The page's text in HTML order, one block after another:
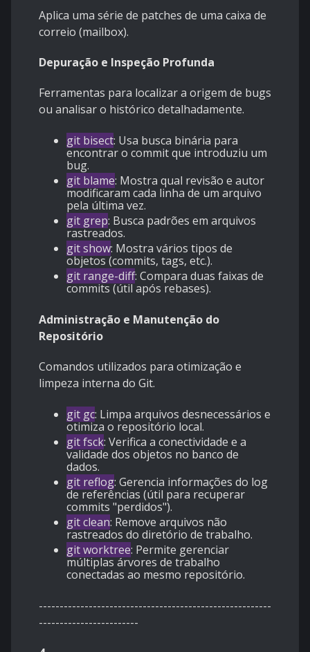
Aplica uma série de patches de uma caixa de
correio (mailbox).
Depuração e Inspeção Profunda
Ferramentas para localizar a origem de bugs
ou analisar o histórico detalhadamente.
git bisect: Usa busca binária para
encontrar o commit que introduziu um
bug.
git blame: Mostra qual revisão e autor
modificaram cada linha de um arquivo
pela última vez.
git grep: Busca padrões em arquivos
rastreados.
git show: Mostra vários tipos de
objetos (commits, tags, etc.).
git range-diff: Compara duas faixas de
commits (útil após rebases).
Administração e Manutenção do
Repositório
Comandos utilizados para otimização e
limpeza interna do Git.
git gc: Limpa arquivos desnecessários e
otimiza o repositório local.
git fsck: Verifica a conectividade e a
validade dos objetos no banco de
dados.
git reflog: Gerencia informações do log
de referências (útil para recuperar
commits "perdidos").
git clean: Remove arquivos não
rastreados do diretório de trabalho.
git worktree: Permite gerenciar
múltiplas árvores de trabalho
conectadas ao mesmo repositório.
--------------------------------------------------------
------------------------